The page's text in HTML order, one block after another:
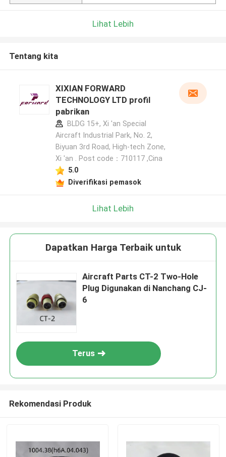
Lihat Lebih
Tentang kita
XIXIAN FORWARD
TECHNOLOGY LTD profil
pabrikan
BLDG 15+, Xi 'an Special
Aircraft Industrial Park, No. 2,
Biyuan 3rd Road, High-tech Zone,
Xi 'an . Post code：710117 ,Cina
5.0
Diverifikasi pemasok
Lihat Lebih
Dapatkan Harga Terbaik untuk
Aircraft Parts CT-2 Two-Hole
Plug Digunakan di Nanchang CJ-
6
Terus
Rekomendasi Produk